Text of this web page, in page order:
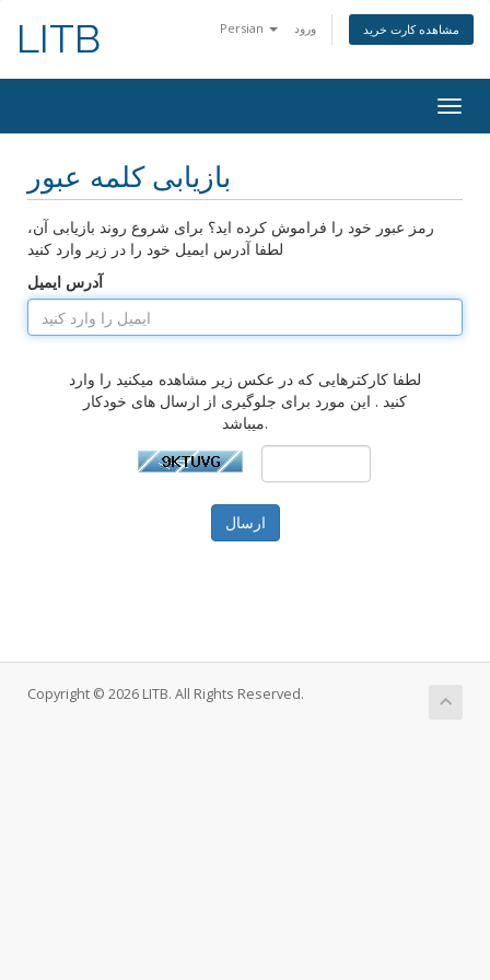
Persian ورود مشاهده کارت خرید LITB
بازیابی کلمه عبور
رمز عبور خود را فراموش کرده اید؟ برای شروع روند بازیابی آن،
لطفا آدرس ایمیل خود را در زیر وارد کنید
آدرس ایمیل
لطفا کارکترهایی که در عکس زیر مشاهده میکنید را وارد
کنید . این مورد برای جلوگیری از ارسال های خودکار
میباشد.
ارسال
Copyright © 2026 LITB. All Rights Reserved.